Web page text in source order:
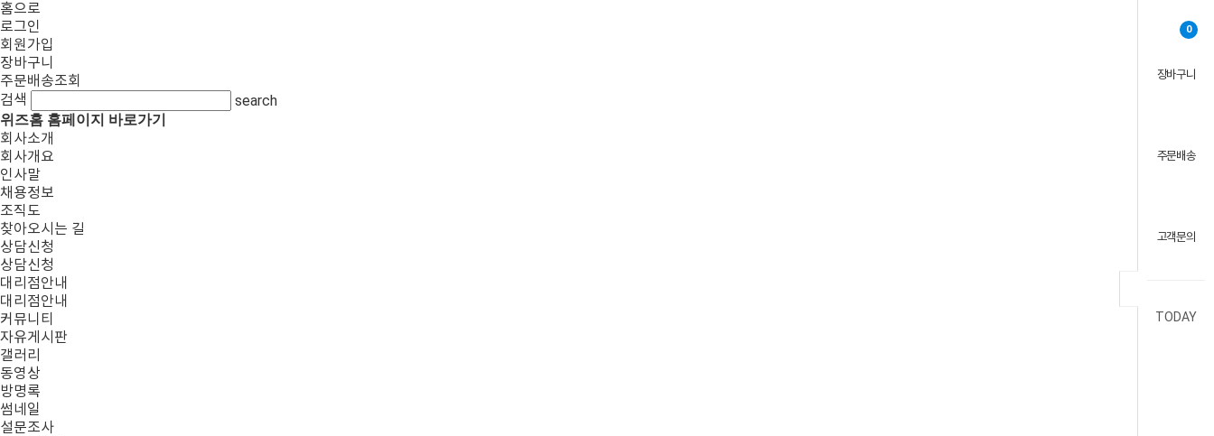
홈으로
로그인
회원가입
장바구니
주문배송조회
검색
search
위즈홈 홈페이지 바로가기
회사소개
회사개요
인사말
채용정보
조직도
찾아오시는 길
상담신청
상담신청
대리점안내
대리점안내
커뮤니티
자유게시판
갤러리
동영상
방명록
썸네일
설문조사
장바구니
0
주문배송
고객문의
TODAY